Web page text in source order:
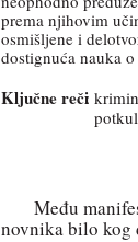
prema njihovim
osmišljene i
dostignuća nauka
Ključne reči:
Među
novnika bilo kog